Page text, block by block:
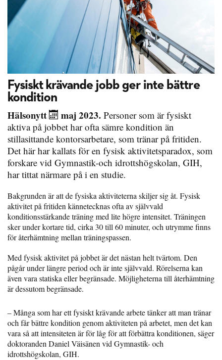
Fysiskt krävande jobb ger inte bättre
kondition
Hälsonytt
maj 2023. Personer som är fysiskt
aktiva på jobbet har ofta sämre kondition än
stillasittande kontorsarbetare, som tränar på fritiden.
Det här har kallats för en fysisk aktivitetsparadox, som
forskare vid Gymnastik-och idrottshögskolan, GIH,
har tittat närmare på i en studie.
Bakgrunden är att de fysiska aktiviteterna skiljer sig åt. Fysisk
aktivitet på fritiden kännetecknas ofta av självvald
konditionsstärkande träning med lite högre intensitet. Träningen
sker under kortare tid, cirka 30 till 60 minuter, och utrymme finns
för återhämtning mellan träningspassen.
Med fysisk aktivitet på jobbet är det nästan helt tvärtom. Den
pågår under längre period och är inte självvald. Rörelserna kan
även vara statiska eller begränsade. Möjligheterna till återhämtning
är dessutom begränsade.
– Många som har ett fysiskt krävande arbete tänker att man tränar
och får bättre kondition genom aktiviteten på arbetet, men det kan
vara så att intensiteten är för låg för att förbättra konditionen, säger
doktoranden Daniel Väisänen vid Gymnastik- och
idrottshögskolan, GIH.